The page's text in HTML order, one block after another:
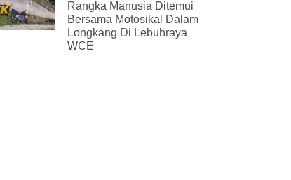
Rangka Manusia Ditemui
Bersama Motosikal Dalam
Longkang Di Lebuhraya
WCE